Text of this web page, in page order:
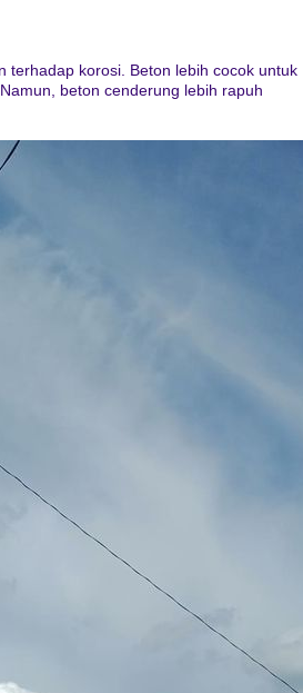
terhadap korosi. Beton lebih cocok untuk
beton cenderung lebih rapuh